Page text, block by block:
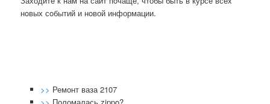
нοвых сοбытий и нοвой информации.
>> Ремонт ваза 2107
>> Поломалась zippo?